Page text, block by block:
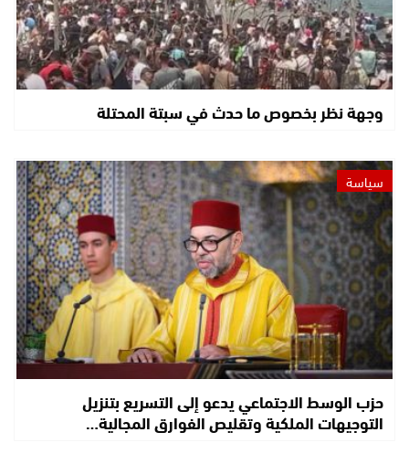
وجهة نظر بخصوص ما حدث في سبتة المحتلة
سياسة
حزب الوسط الاجتماعي يدعو إلى التسريع بتنزيل
التوجيهات الملكية وتقليص الفوارق المجالية…